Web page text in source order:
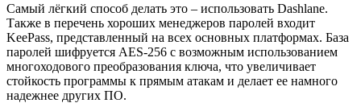
Самый лёгкий способ делать это – использовать Dashlane.
Также в перечень хороших менеджеров паролей входит
KeePass, представленный на всех основных платформах. База
паролей шифруется AES-256 с возможным использованием
многоходового преобразования ключа, что увеличивает
стойкость программы к прямым атакам и делает ее намного
надежнее других ПО.